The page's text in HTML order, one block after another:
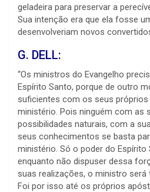
geladeira para preservar a
Sua intenção era que ela fosse
desenvolveriam novos
G. DELL:
“Os ministros do Evangelho
Espírito Santo, porque de outro
suficientes com os seus
ministério. Pois ninguém com as
possibilidades naturais, com a
seus conhecimentos se basta
ministério. Só o poder do Espírito
enquanto não dispuser dessa
suas realizações, o ministro
Foi por isso até os próprios